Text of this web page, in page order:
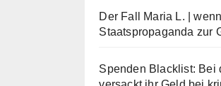
Der Fall Maria L. |
Staatspropaganda zur
Spenden Blacklist: Bei